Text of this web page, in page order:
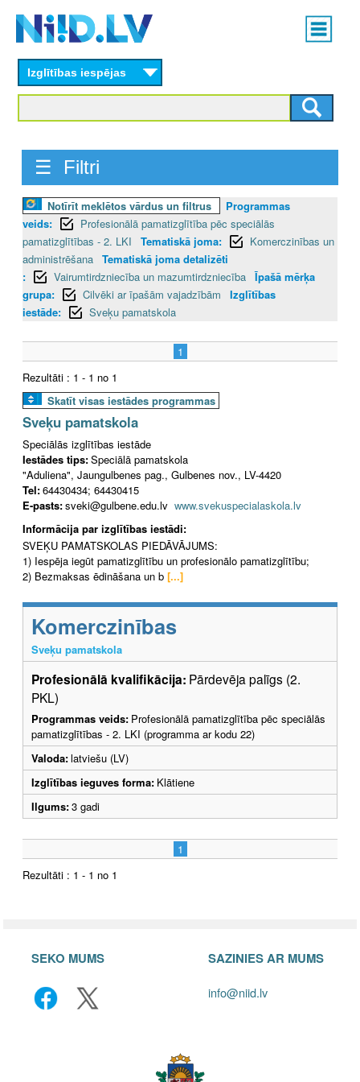
content
Main
menu
Izglītības iespējas
☰ Filtri
Notīrīt meklētos vārdus un filtrus
Programmas
veids:
Profesionālā pamatizglītība pēc speciālās
pamatizglītības - 2. LKI
Tematiskā joma:
Komerczinības un
administrēšana Tematiskā joma detalizēti
:
Vairumtirdzniecība un mazumtirdzniecība Īpašā mērķa
grupa:
Cilvēki ar īpašām vajadzībām
Izglītības
iestāde:
Sveķu pamatskola
1
Rezultāti : 1 - 1 no 1
Skatīt visas iestādes programmas
Sveķu pamatskola
Speciālās izglītības iestāde
Iestādes tips:Speciālā pamatskola
"Aduliena", Jaungulbenes pag., Gulbenes nov., LV-4420
Tel:64430434; 64430415
E-pasts:sveki@gulbene.edu.lv www.svekuspecialaskola.lv
Informācija par izglītības iestādi:
SVEĶU PAMATSKOLAS PIEDĀVĀJUMS:
1) Iespēja iegūt pamatizglītību un profesionālo pamatizglītību;
2) Bezmaksas ēdināšana un b [...]
Komerczinības
Sveķu pamatskola
Profesionālā kvalifikācija: Pārdevēja palīgs (2.
PKL)
Programmas veids: Profesionālā pamatizglītība pēc speciālās
pamatizglītības - 2. LKI (programma ar kodu 22)
Valoda:latviešu (LV)
Izglītības ieguves forma: Klātiene
Ilgums:3 gadi
1
Rezultāti : 1 - 1 no 1
SEKO MUMS SAZINIES AR MUMS
info@niid.lv